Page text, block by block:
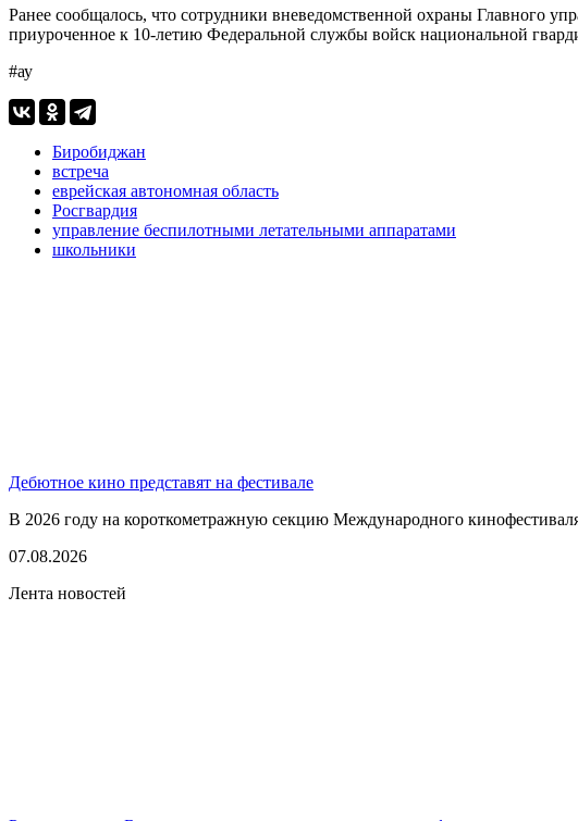
Ранее сообщалось, что сотрудники вневедомственной охраны Главного
приуроченное к 10-летию Федеральной службы войск национальной
#ау
Биробиджан
встреча
еврейская автономная область
Росгвардия
управление беспилотными летательными аппаратами
школьники
Дебютное кино представят на фестивале
В 2026 году на короткометражную секцию Международного
07.08.2026
Лента новостей